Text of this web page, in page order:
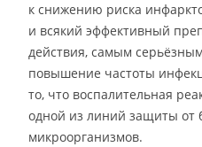
к снижению риска
и всякий эффективный
действия, самым
повышение частоты
то, что воспалительная
одной из линий защиты от
микроорганизмов.